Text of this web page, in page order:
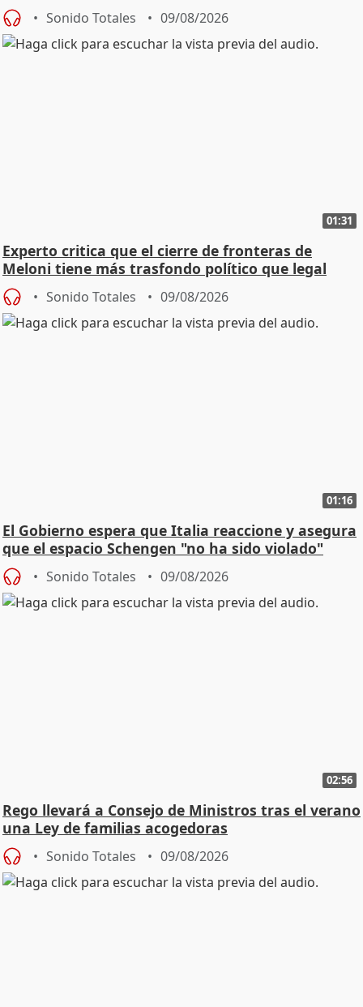
Sonido Totales 09/08/2026
01:31
Experto critica que el cierre de fronteras de
Meloni tiene más trasfondo político que legal
Sonido Totales 09/08/2026
01:16
El Gobierno espera que Italia reaccione y asegura
que el espacio Schengen "no ha sido violado"
Sonido Totales 09/08/2026
02:56
Rego llevará a Consejo de Ministros tras el verano
una Ley de familias acogedoras
Sonido Totales 09/08/2026